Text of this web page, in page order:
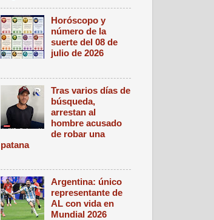
Horóscopo y
número de la
suerte del 08 de
julio de 2026
Tras varios días de
búsqueda,
arrestan al
hombre acusado
de robar una
patana
Argentina: único
representante de
AL con vida en
Mundial 2026